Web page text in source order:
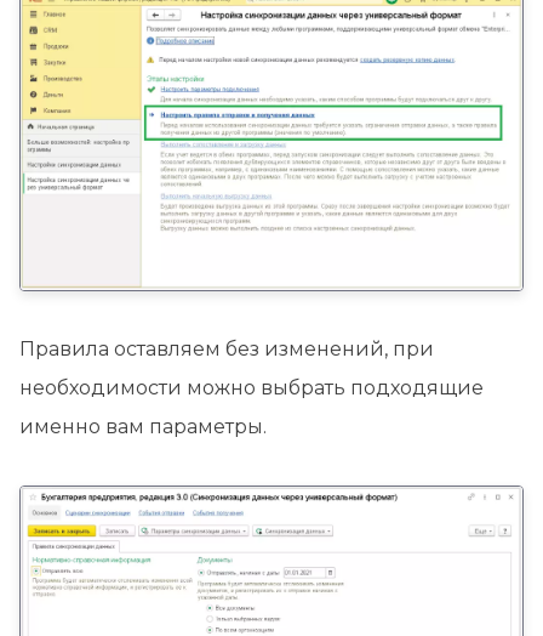
Правила оставляем без изменений, при
необходимости можно выбрать подходящие
именно вам параметры.